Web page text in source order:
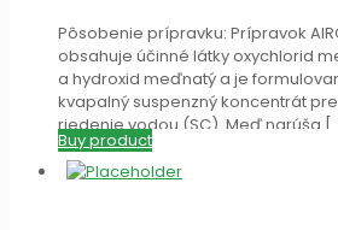
Pôsobenie prípravku: Prípravok
obsahuje účinné látky oxychlorid
a hydroxid meďnatý a je
kvapalný suspenzný koncentrát pre
riedenie vodou (SC). Meď narúša
Buy product